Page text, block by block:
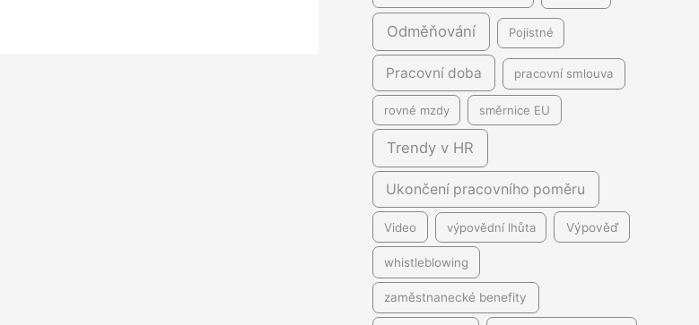
Odměňování Pojistné
Pracovní doba pracovní smlouva
rovné mzdy směrnice EU
Trendy v HR
Ukončení pracovního poměru
Video výpovědní lhůta Výpověď
whistleblowing
zaměstnanecké benefity